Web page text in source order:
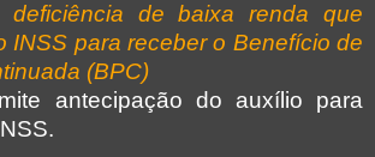
deficiência de baixa renda que
INSS para receber o Benefício de
(BPC)
antecipação do auxílio para